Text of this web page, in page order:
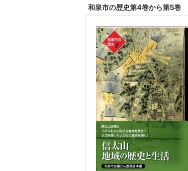
和泉市の歴史第4巻から第5巻